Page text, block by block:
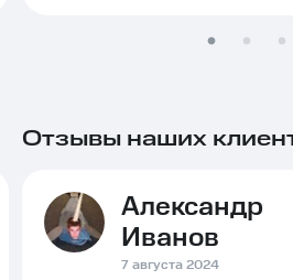
Отзывы наших
Александр
Иванов
7 августа 2024